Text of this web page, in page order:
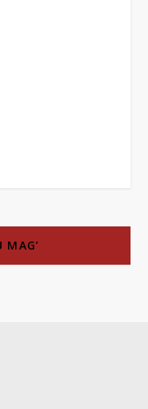
MAG’